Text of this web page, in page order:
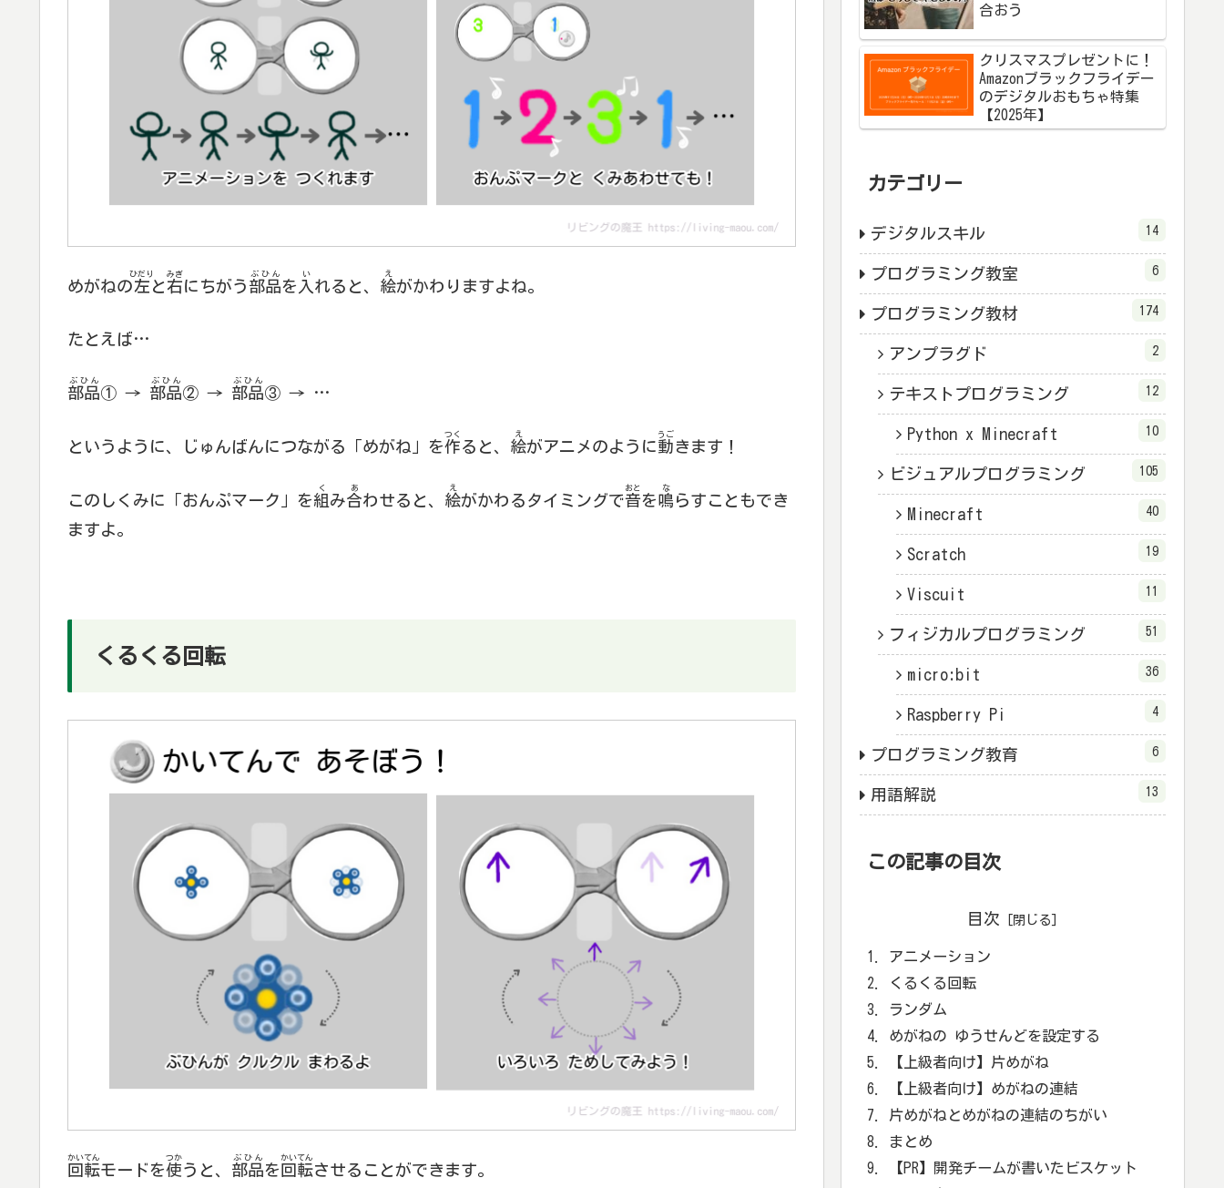
めがねの左
ひだり
と 右
みぎ
にちがう 部品
ぶひん
を 入
い
れると、 絵
え
がかわりますよね。
たとえば…
部品
ぶひん
① → 部品
ぶひん
② → 部品
ぶひん
③ → …
というように、じゅんばんにつながる「めがね」を作
つく
ると、 絵
え
がアニメのように動
うご
きます！
このしくみに「おんぷマーク」を組
く
み合
あ
わせると、 絵
え
がかわるタイミングで音
おと
を鳴
な
らすこともでき
ますよ。
くるくる回転
回転
かいてん
モードを使
つか
うと、 部品
ぶひん
を 回転
かいてん
させることができます。
合おう
クリスマスプレゼントに！
Amazonブラックフライデー
のデジタルおもちゃ特集
【2025年】
カテゴリー
デジタルスキル 14
プログラミング教室 6
プログラミング教材 174
アンプラグド 2
テキストプログラミング 12
Python x Minecraft 10
ビジュアルプログラミング 105
Minecraft 40
Scratch 19
Viscuit 11
フィジカルプログラミング 51
micro:bit 36
Raspberry Pi 4
プログラミング教育 6
用語解説 13
この記事の目次
目次
アニメーション
くるくる回転
ランダム
めがねの ゆうせんどを設定する
【上級者向け】片めがね
【上級者向け】めがねの連結
片めがねとめがねの連結のちがい
まとめ
【PR】開発チームが書いたビスケット